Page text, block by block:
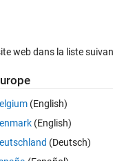
rate for a fuel rig.
are used to
web dans la liste
(English)
(English)
(Deutsch)